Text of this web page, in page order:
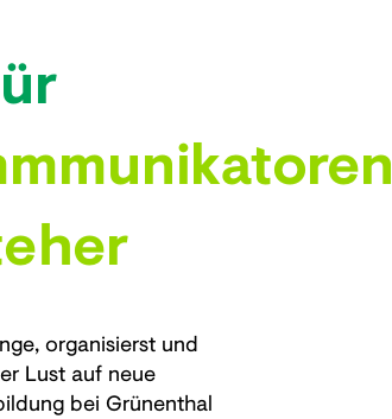
organisierst und
Lust auf neue
bei Grünenthal